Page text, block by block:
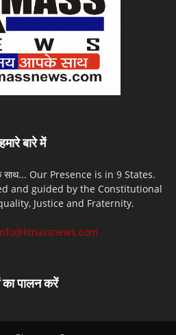
हमारे बारे में
Our Presence is in 9 States.
and guided by the Constitutional
Justice and Fraternity.
का पालन करें